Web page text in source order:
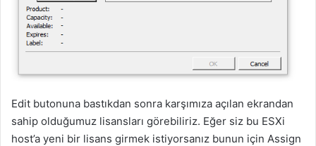
Edit butonuna bastıkdan sonra karşımıza açılan ekrandan
sahip olduğumuz lisansları görebiliriz. Eğer siz bu ESXi
host’a yeni bir lisans girmek istiyorsanız bunun için Assign